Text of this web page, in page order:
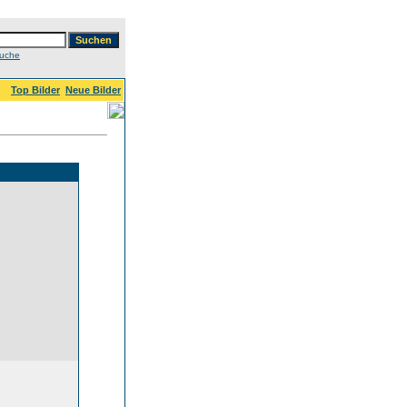
Top Bilder Neue Bilder